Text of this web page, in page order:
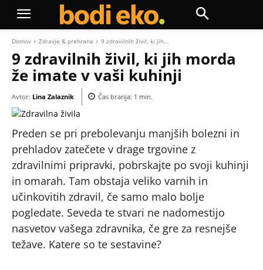
Domov Zdravje & prehrana 9 zdravilnih živil, ki jih...
9 zdravilnih živil, ki jih morda
že imate v vaši kuhinji
Avtor: Lina Zalaznik Čas branja: 1 min.
Preden se pri prebolevanju manjših bolezni in
prehladov zatečete v drage trgovine z
zdravilnimi pripravki, pobrskajte po svoji kuhinji
in omarah. Tam obstaja veliko varnih in
učinkovitih zdravil, če samo malo bolje
pogledate. Seveda te stvari ne nadomestijo
nasvetov vašega zdravnika, če gre za resnejše
težave. Katere so te sestavine?